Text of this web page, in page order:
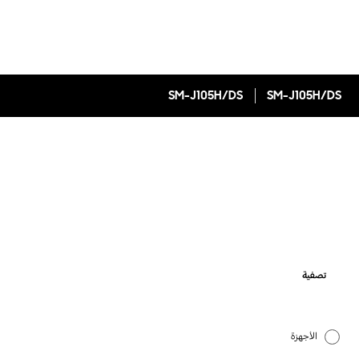
SM-J105H/DS
SM-J105H/DS
تصفية
الأجهزة